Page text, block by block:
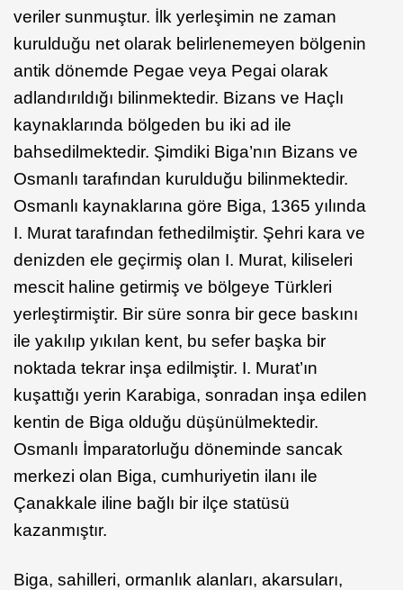
veriler sunmuştur. İlk yerleşimin ne zaman
kurulduğu net olarak belirlenemeyen bölgenin
antik dönemde Pegae veya Pegai olarak
adlandırıldığı bilinmektedir. Bizans ve Haçlı
kaynaklarında bölgeden bu iki ad ile
bahsedilmektedir. Şimdiki Biga’nın Bizans ve
Osmanlı tarafından kurulduğu bilinmektedir.
Osmanlı kaynaklarına göre Biga, 1365 yılında
I. Murat tarafından fethedilmiştir. Şehri kara ve
denizden ele geçirmiş olan I. Murat, kiliseleri
mescit haline getirmiş ve bölgeye Türkleri
yerleştirmiştir. Bir süre sonra bir gece baskını
ile yakılıp yıkılan kent, bu sefer başka bir
noktada tekrar inşa edilmiştir. I. Murat’ın
kuşattığı yerin Karabiga, sonradan inşa edilen
kentin de Biga olduğu düşünülmektedir.
Osmanlı İmparatorluğu döneminde sancak
merkezi olan Biga, cumhuriyetin ilanı ile
Çanakkale iline bağlı bir ilçe statüsü
kazanmıştır.
Biga, sahilleri, ormanlık alanları, akarsuları,